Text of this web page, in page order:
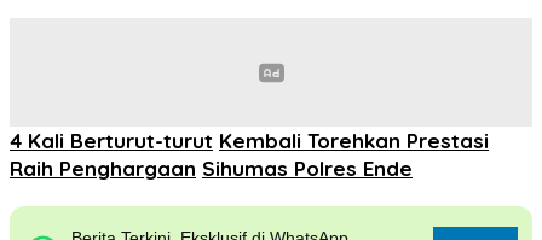
4 Kali Berturut-turut Kembali Torehkan Prestasi
Raih Penghargaan Sihumas Polres Ende